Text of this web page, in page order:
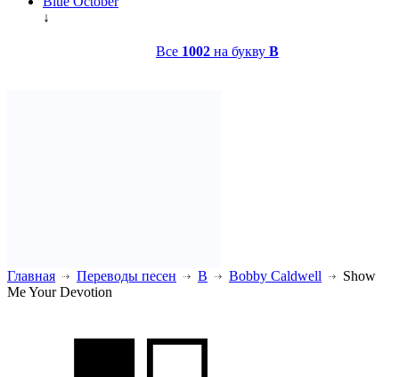
↓
Все 1002 на букву B
Главная Переводы песен B Bobby Caldwell
Show
Me Your Devotion